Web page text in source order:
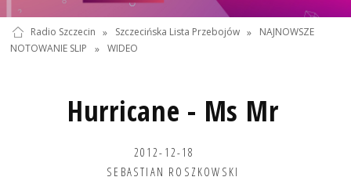
Radio Szczecin » Szczecińska Lista Przebojów »
NAJNOWSZE
NOTOWANIE SLIP
» WIDEO
Hurricane - Ms Mr
2012-12-18
SEBASTIAN ROSZKOWSKI